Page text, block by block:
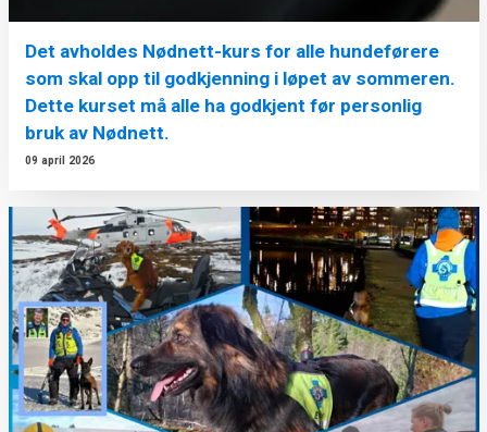
Det avholdes Nødnett-kurs for alle hundeførere
som skal opp til godkjenning i løpet av sommeren.
Dette kurset må alle ha godkjent før personlig
bruk av Nødnett.
09 april 2026